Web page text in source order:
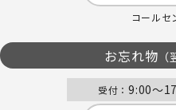
コールセ
お忘れ物
受付：9:00～